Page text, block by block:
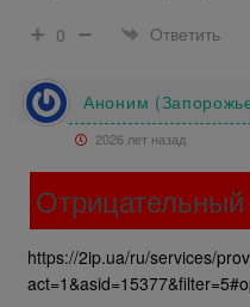
0
Ответить
Аноним
2026 лет назад
https://2ip.ua/ru/services/